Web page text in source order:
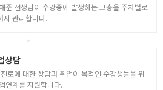
준 선생님이 수강중에 발생하는 고충을 주차별로
지 관리합니다.
상담
로에 대한 상담과 취업이 목적인 수강생들을 위
연계를 지원합니다.